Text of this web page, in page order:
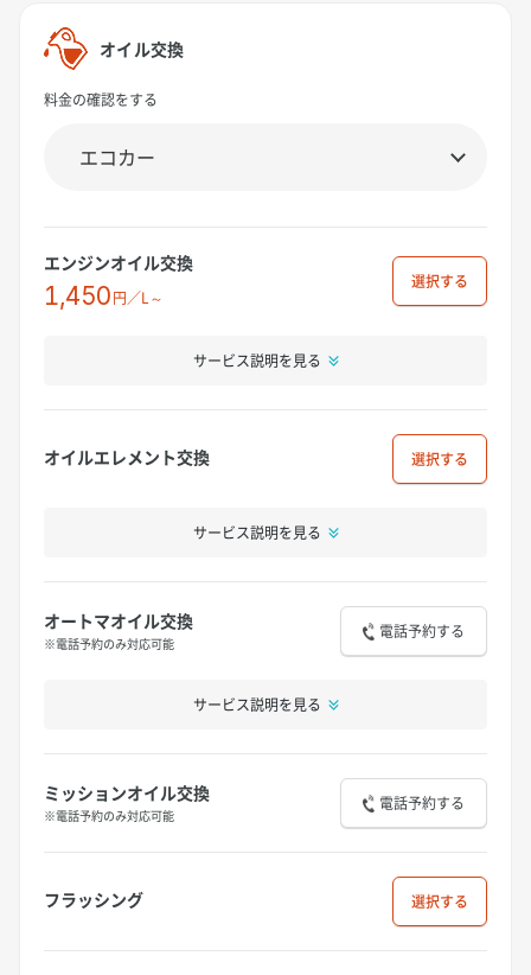
オイル交換
料金の確認をする
エンジンオイル交換
1,450円／L～
選択
サービス説明を見る
オイルエレメント交換 選択
サービス説明を見る
オートマオイル交換
※電話予約のみ対応可能
電話予約する
サービス説明を見る
ミッションオイル交換
※電話予約のみ対応可能
電話予約する
フラッシング 選択